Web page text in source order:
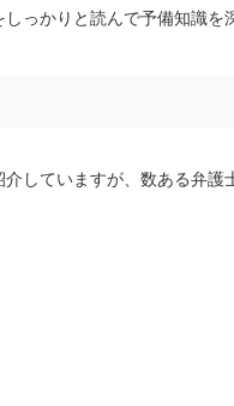
っかりと読んで予備知識を
していますが、数ある弁